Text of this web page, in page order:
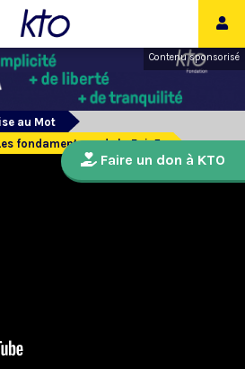
Contenu sponsorisé
au Mot
fondamentaux de la Foi. 5
Faire un don à KTO